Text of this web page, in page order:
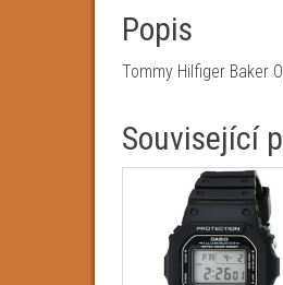
Popis
Tommy Hilfiger Baker
Související